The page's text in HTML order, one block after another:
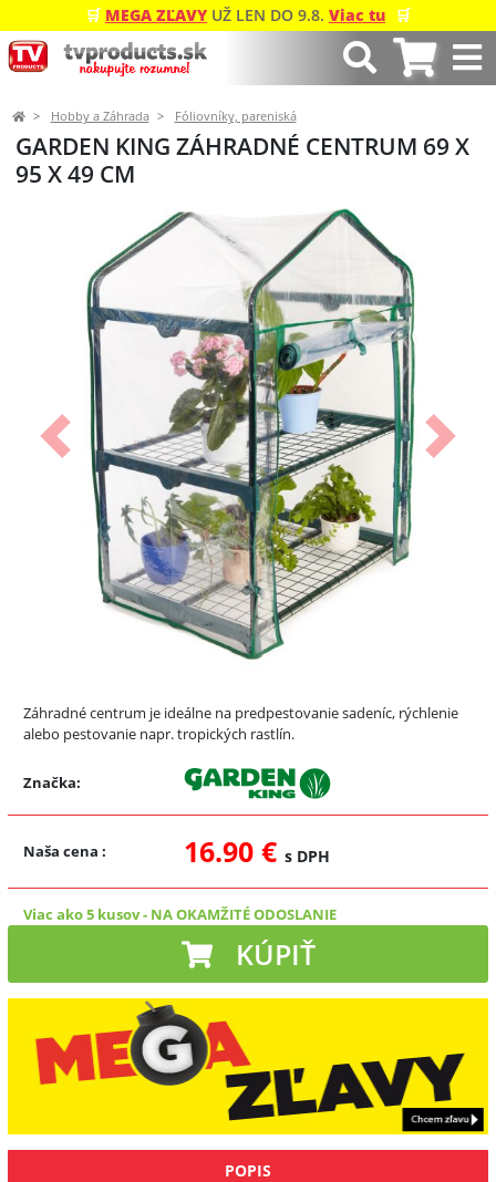
🛒 MEGA ZĽAVY UŽ LEN DO 9.8. Viac tu 🛒
Hobby a Záhrada Fóliovníky, pareniská
GARDEN KING ZÁHRADNÉ CENTRUM 69 X
95 X 49 CM
Predchádzajúci Ďalší
Záhradné centrum je ideálne na predpestovanie sadeníc, rýchlenie
alebo pestovanie napr. tropických rastlín.
Značka:
Naša cena : 16.90 € s DPH
Viac ako 5 kusov- NA OKAMŽITÉ ODOSLANIE
KÚPIŤ
POPIS